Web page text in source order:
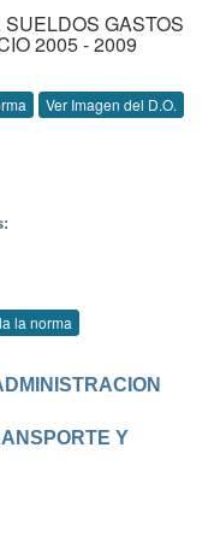
GASTOS
2005 - 2009
Ver Imagen del D.O.
la norma
Y